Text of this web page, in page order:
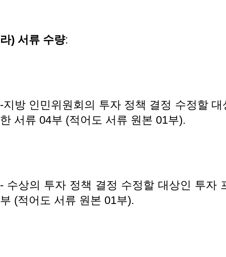
라) 서류 수량:
-지방 인민위원회의 투자 정책 결정 수정할
한 서류 04부 (적어도 서류 원본 01부).
- 수상의 투자 정책 결정 수정할 대상인 투자
부 (적어도 서류 원본 01부).